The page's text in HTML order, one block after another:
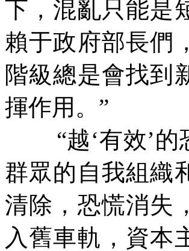
下，混亂只能是
賴于政府部長們
階級總是會找到
揮作用。”
“越‘有效’
群眾的自我組織
清除，恐慌消失
入舊車軌，資本